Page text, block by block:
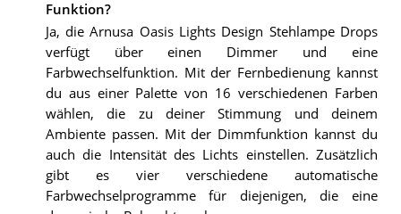
Funktion?
Ja, die Arnusa Oasis Lights Design Stehlampe Drops
verfügt über einen Dimmer und eine
Farbwechselfunktion. Mit der Fernbedienung kannst
du aus einer Palette von 16 verschiedenen Farben
wählen, die zu deiner Stimmung und deinem
Ambiente passen. Mit der Dimmfunktion kannst du
auch die Intensität des Lichts einstellen. Zusätzlich
gibt es vier verschiedene automatische
Farbwechselprogramme für diejenigen, die eine